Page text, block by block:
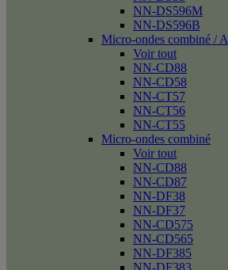
NN-DS596M
NN-DS596B
Micro-ondes combiné /
Voir tout
NN-CD88
NN-CD58
NN-CT57
NN-CT56
NN-CT55
Micro-ondes combiné
Voir tout
NN-CD88
NN-CD87
NN-DF38
NN-DF37
NN-CD575
NN-CD565
NN-DF385
NN-DF383